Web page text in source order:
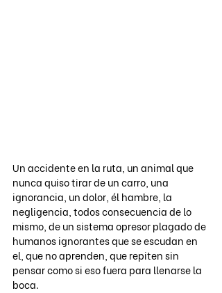
Un accidente en la ruta, un animal que
nunca quiso tirar de un carro, una
ignorancia, un dolor, él hambre, la
negligencia, todos consecuencia de lo
mismo, de un sistema opresor plagado de
humanos ignorantes que se escudan en
el, que no aprenden, que repiten sin
pensar como si eso fuera para llenarse la
boca.